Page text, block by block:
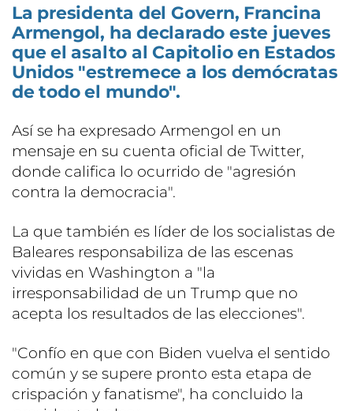
La presidenta del Govern, Francina
Armengol, ha declarado este jueves
que el asalto al Capitolio en Estados
Unidos "estremece a los demócratas
de todo el mundo".
Así se ha expresado Armengol en un
mensaje en su cuenta oficial de Twitter,
donde califica lo ocurrido de "agresión
contra la democracia".
La que también es líder de los socialistas de
Baleares responsabiliza de las escenas
vividas en Washington a "la
irresponsabilidad de un Trump que no
acepta los resultados de las elecciones".
"Confío en que con Biden vuelva el sentido
común y se supere pronto esta etapa de
crispación y fanatisme", ha concluido la